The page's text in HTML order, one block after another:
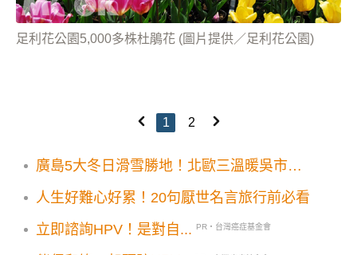
足利花公園5,000多株杜鵑花 (圖片提供／足利花公園)
1 2
廣島5大冬日滑雪勝地！北歐三溫暖吳市水
人生好難心好累！20句厭世名言旅行前必看
立即諮詢HPV！是對自...
PR・台灣癌症基金會